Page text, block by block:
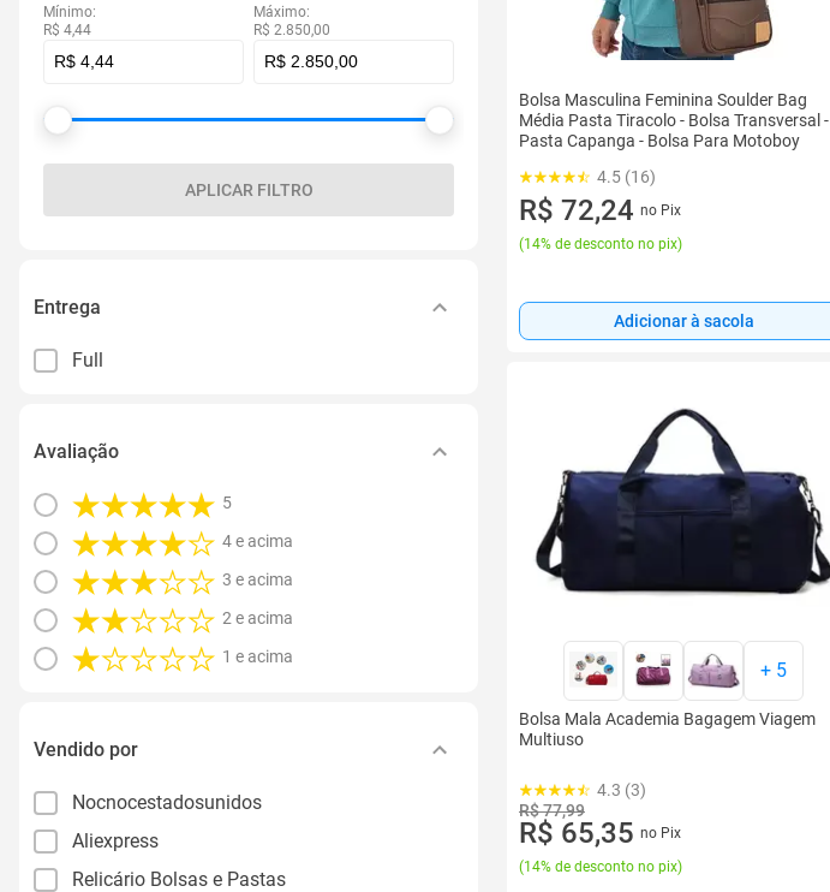
Mínimo:
R$ 4,44
Máximo:
R$ 2.850,00
APLICAR FILTRO
Entrega
Full
Avaliação
5
4 e acima
3 e acima
2 e acima
1 e acima
Vendido por
Nocnocestadosunidos
Aliexpress
Relicário Bolsas e Pastas
Bolsa Masculina Feminina Soulder Bag
Média Pasta Tiracolo - Bolsa Transversal -
Pasta Capanga - Bolsa Para Motoboy
4.5 (16)
R$ 72,24 no Pix
(14% de desconto no pix)
Adicionar à sacola
+ 5
Bolsa Mala Academia Bagagem Viagem
Multiuso
4.3 (3)
R$ 77,99
R$ 65,35 no Pix
(14% de desconto no pix)